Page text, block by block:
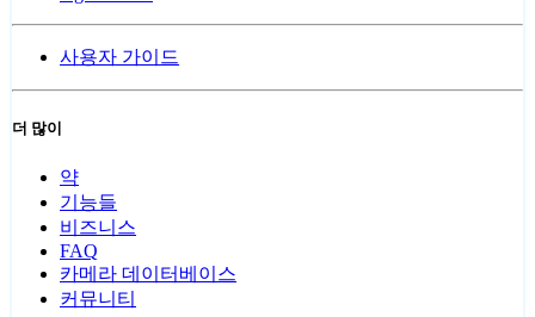
사용자 가이드
더 많이
약
기능들
비즈니스
FAQ
카메라 데이터베이스
커뮤니티